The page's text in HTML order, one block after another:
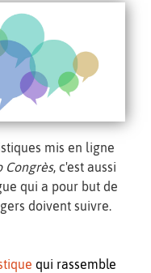
mis en ligne
Congrès, c'est aussi
qui a pour but de
doivent suivre.
qui rassemble